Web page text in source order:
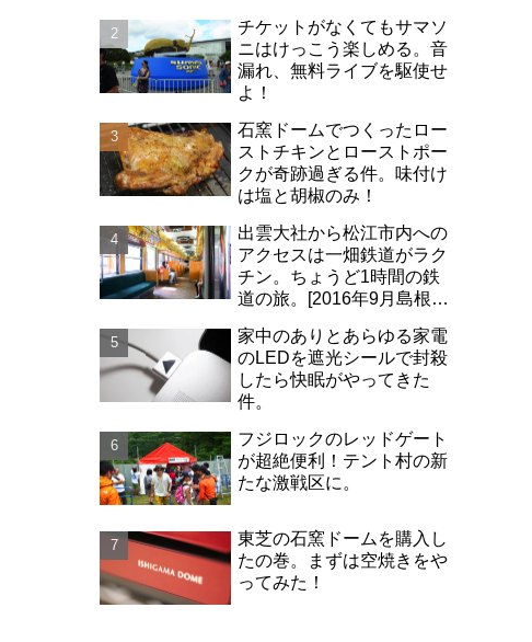
チケットがなくてもサマソ
ニはけっこう楽しめる。音
漏れ、無料ライブを駆使せ
よ！
石窯ドームでつくったロー
ストチキンとローストポー
クが奇跡過ぎる件。味付け
は塩と胡椒のみ！
出雲大社から松江市内への
アクセスは一畑鉄道がラク
チン。ちょうど1時間の鉄
道の旅。[2016年9月島根旅
家中のありとあらゆる家電
のLEDを遮光シールで封殺
したら快眠がやってきた
件。
フジロックのレッドゲート
が超絶便利！テント村の新
たな激戦区に。
東芝の石窯ドームを購入し
たの巻。まずは空焼きをや
ってみた！